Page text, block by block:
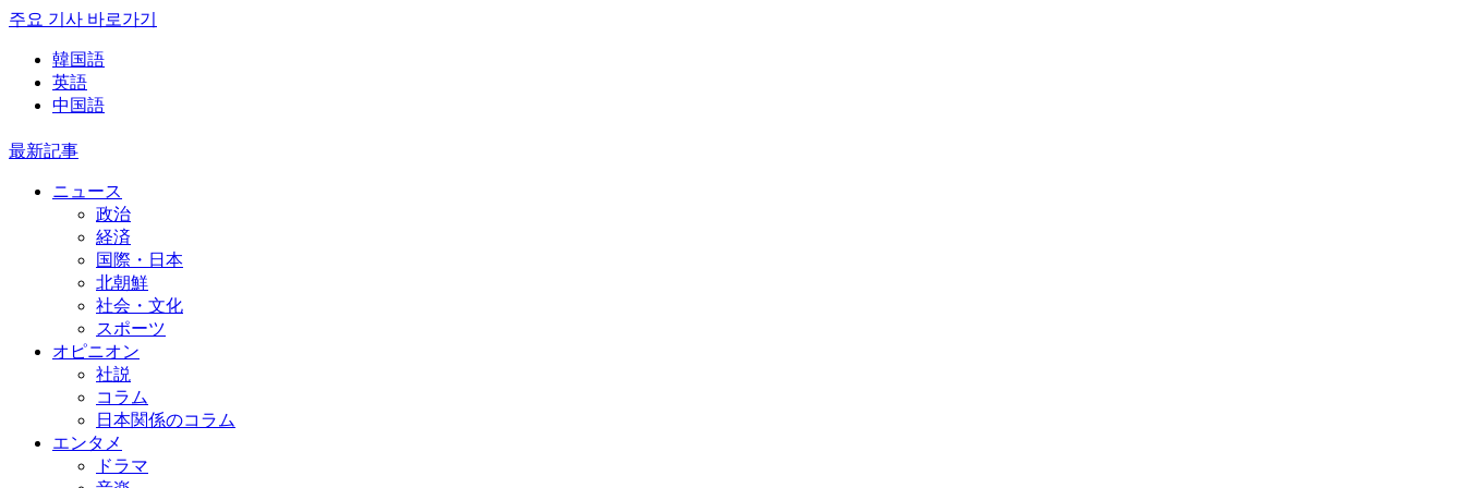
주요 기사 바로가기
韓国語
英語
中国語
最新記事
ニュース
政治
経済
国際・日本
北朝鮮
社会・文化
スポーツ
オピニオン
社説
コラム
日本関係のコラム
エンタメ
ドラマ